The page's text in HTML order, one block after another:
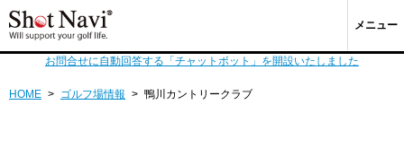
メニュー
お問合せに自動回答する「チャットボット」を開設いたしました
HOME > ゴルフ場情報 > 鴨川カントリークラブ